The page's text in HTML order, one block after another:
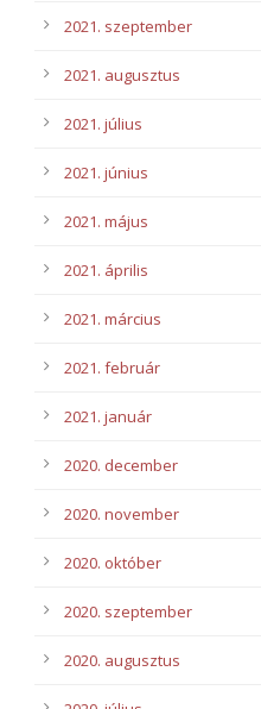
2021. szeptember
2021. augusztus
2021. július
2021. június
2021. május
2021. április
2021. március
2021. február
2021. január
2020. december
2020. november
2020. október
2020. szeptember
2020. augusztus